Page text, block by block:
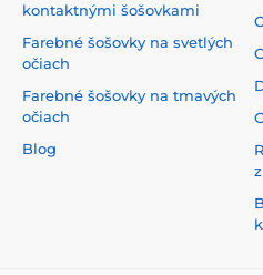
kontaktnými šošovkami
Farebné šošovky na svetlých
očiach
Farebné šošovky na tmavých
očiach
Blog